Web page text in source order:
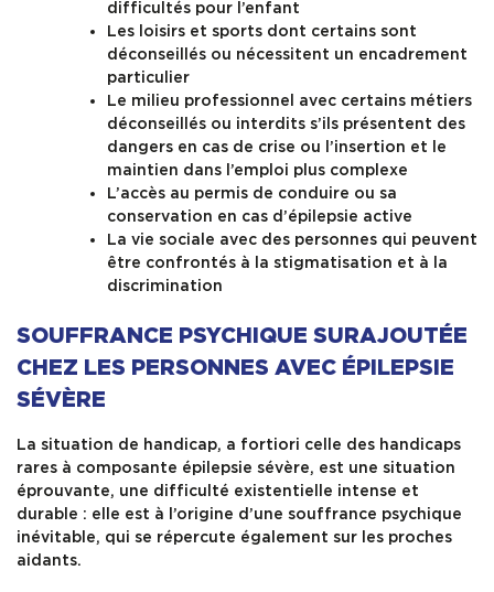
difficultés pour l’enfant
Les loisirs et sports dont certains sont
déconseillés ou nécessitent un encadrement
particulier
Le milieu professionnel avec certains métiers
déconseillés ou interdits s’ils présentent des
dangers en cas de crise ou l’insertion et le
maintien dans l’emploi plus complexe
L’accès au permis de conduire ou sa
conservation en cas d’épilepsie active
La vie sociale avec des personnes qui peuvent
être confrontés à la stigmatisation et à la
discrimination
SOUFFRANCE PSYCHIQUE SURAJOUTÉE
CHEZ LES PERSONNES AVEC ÉPILEPSIE
SÉVÈRE
La situation de handicap, a fortiori celle des handicaps
rares à composante épilepsie sévère, est une situation
éprouvante, une difficulté existentielle intense et
durable : elle est à l’origine d’une souffrance psychique
inévitable, qui se répercute également sur les proches
aidants.